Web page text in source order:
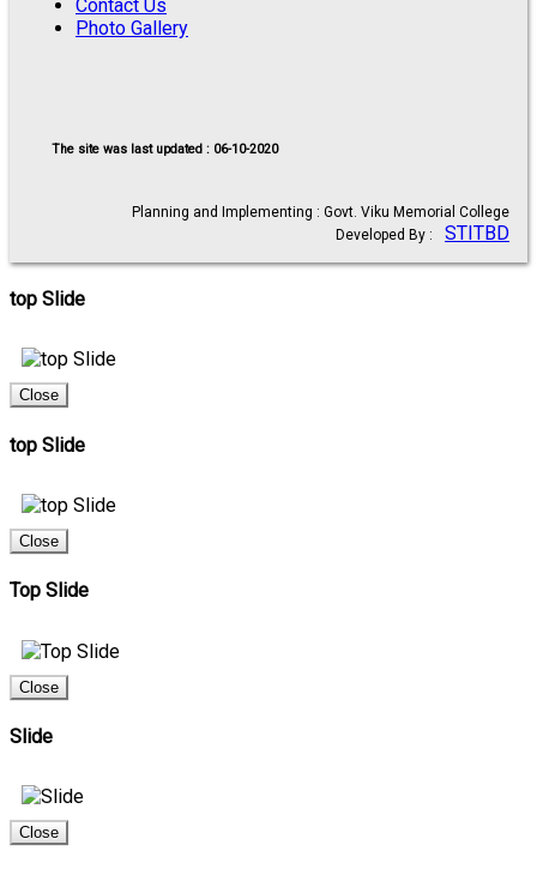
Contact Us
Photo Gallery
The site was last updated : 06-10-2020
Planning and Implementing : Govt. Viku Memorial College
Developed By :
STITBD
top Slide
Close
top Slide
Close
Top Slide
Close
Slide
Close